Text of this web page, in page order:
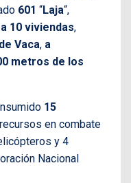
601 “Laja“,
10 viviendas,
Vaca, a
metros de los
15
en combate
y 4
Nacional